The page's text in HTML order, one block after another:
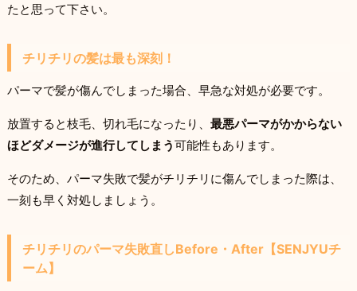
たと思って下さい。
チリチリの髪は最も深刻！
パーマで髪が傷んでしまった場合、早急な対処が必要です。
放置すると枝毛、切れ毛になったり、 最悪パーマがかからない
ほどダメージが進行してしまう可能性もあります。
そのため、パーマ失敗で髪がチリチリに傷んでしまった際は、
一刻も早く対処しましょう。
チリチリのパーマ失敗直しBefore・After【SENJYUチ
ーム】